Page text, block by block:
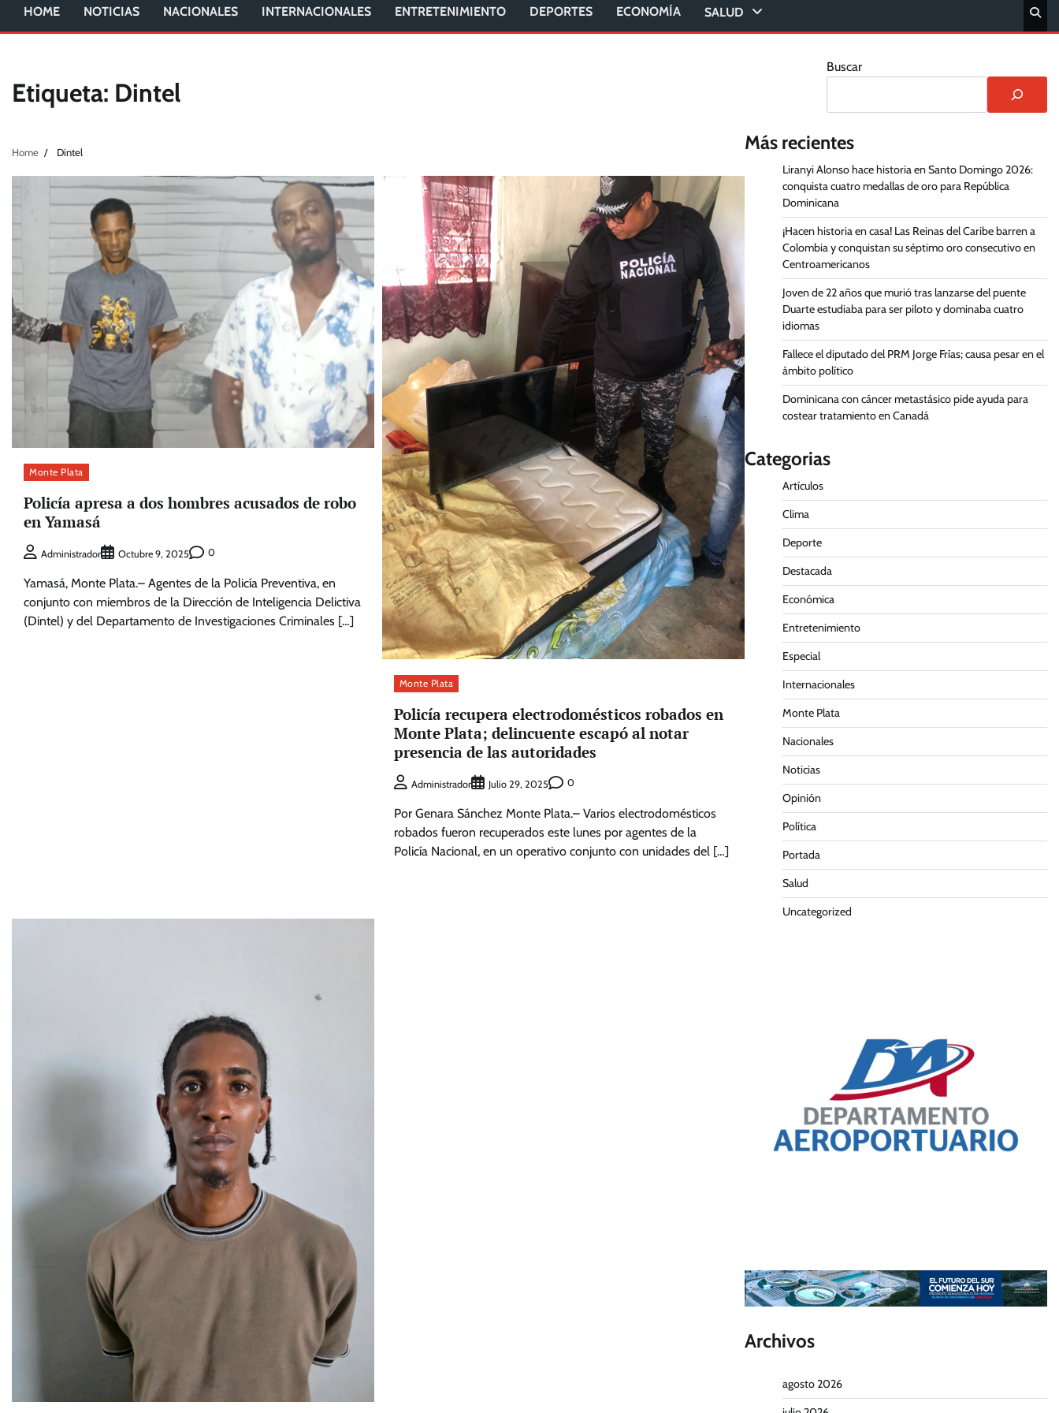
HOME NOTICIAS NACIONALES INTERNACIONALES ENTRETENIMIENTO DEPORTES ECONOMÍA SALUD
Etiqueta: Dintel
Home Dintel
Monte Plata
Policía apresa a dos hombres acusados de robo
en Yamasá
Administrador Octubre 9, 2025 0
Yamasá, Monte Plata.– Agentes de la Policía Preventiva, en
conjunto con miembros de la Dirección de Inteligencia Delictiva
(Dintel) y del Departamento de Investigaciones Criminales […]
Monte Plata
Policía recupera electrodomésticos robados en
Monte Plata; delincuente escapó al notar
presencia de las autoridades
Administrador Julio 29, 2025 0
Por Genara Sánchez Monte Plata.– Varios electrodomésticos
robados fueron recuperados este lunes por agentes de la
Policía Nacional, en un operativo conjunto con unidades del […]
Buscar
Más recientes
Liranyi Alonso hace historia en Santo Domingo 2026:
conquista cuatro medallas de oro para República
Dominicana
¡Hacen historia en casa! Las Reinas del Caribe barren a
Colombia y conquistan su séptimo oro consecutivo en
Centroamericanos
Joven de 22 años que murió tras lanzarse del puente
Duarte estudiaba para ser piloto y dominaba cuatro
idiomas
Fallece el diputado del PRM Jorge Frías; causa pesar en el
ámbito político
Dominicana con cáncer metastásico pide ayuda para
costear tratamiento en Canadá
Categorias
Artículos
Clima
Deporte
Destacada
Económica
Entretenimiento
Especial
Internacionales
Monte Plata
Nacionales
Noticias
Opinión
Política
Portada
Salud
Uncategorized
Archivos
agosto 2026